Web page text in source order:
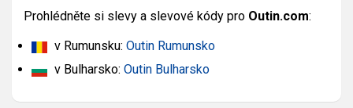
Prohlédněte si slevy a slevové kódy pro Outin.com:
v Rumunsku: Outin Rumunsko
v Bulharsko: Outin Bulharsko